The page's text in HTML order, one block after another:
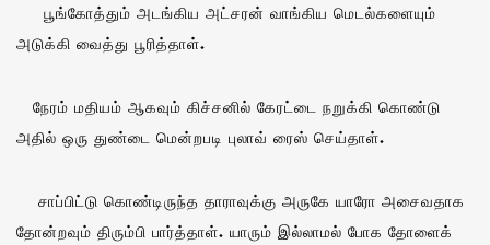
பூங்கோத்தும் அடங்கிய அட்சரன் வாங்கிய மெடல்களையும்
அடுக்கி வைத்து பூரித்தாள்.
நேரம் மதியம் ஆகவும் கிச்சனில் கேரட்டை நறுக்கி கொண்டு
அதில் ஒரு துண்டை மென்றபடி புலாவ் ரைஸ் செய்தாள்.
சாப்பிட்டு கொண்டிருந்த தாராவுக்கு அருகே யாரோ அசைவதாக
தோன்றவும் திரும்பி பார்த்தாள். யாரும் இல்லாமல் போக தோளைக்